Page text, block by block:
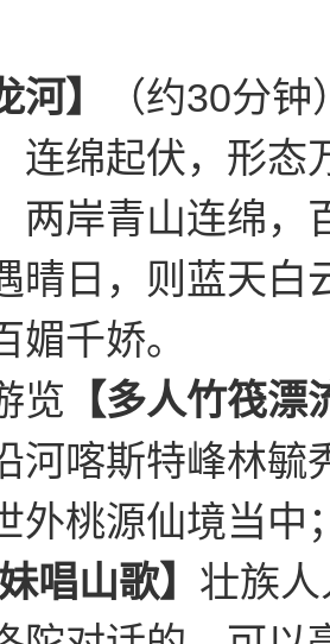
河】
（约30分钟
连绵起伏，形态
两岸青山连绵，
晴日，则蓝天白
媚千娇。
览 【多人竹筏漂
河喀斯特峰林
外桃源仙境当中
唱山歌】 壮族